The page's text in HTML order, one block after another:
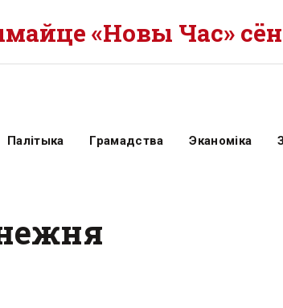
«Новы Час»
Палітыка Грамадства Эканоміка